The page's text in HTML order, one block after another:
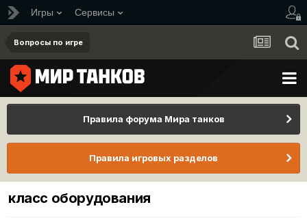
Игры Сервисы
Вопросы по игре
Правила форума Мира танков
Правила игровых разделов
класс оборудования